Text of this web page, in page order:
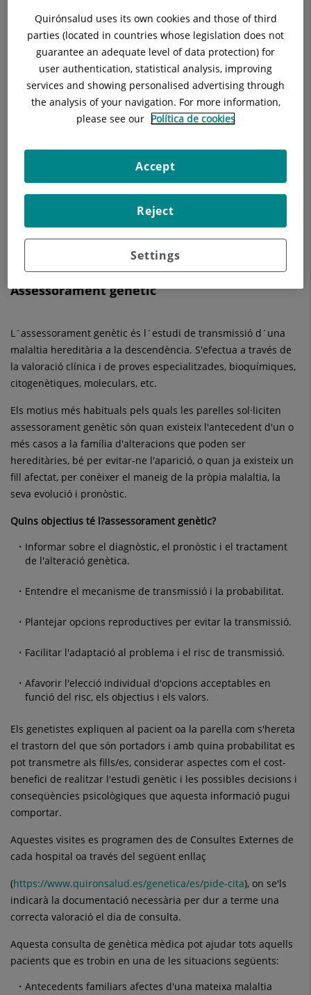
hereditàries i cromosòmiques, i càncer hereditari), el
Diagnòstic Genètic a totes les etapes de la vida.
La consecució per part de Health Diagnostics d'acords
estratègics amb els millors proveïdors de proves genètiques,
així com la producció en laboratoris propis, ens permet oferir
una Cartera de Proves molt actualitzada en innovadora.
Per això promovem la innovació i la investigació, buscant nous
avenços mèdics, personalitzant cada tractament i donant-li
Assessorament genètic
L´assessorament genètic és l´estudi de transmissió d´una
malaltia hereditària a la descendència. S'efectua a través de
la valoració clínica i de proves especialitzades, bioquímiques,
citogenètiques, moleculars, etc.
Els motius més habituals pels quals les parelles sol·liciten
assessorament genètic són quan existeix l'antecedent d'un o
més casos a la família d'alteracions que poden ser
hereditàries, bé per evitar-ne l'aparició, o quan ja existeix un
fill afectat, per conèixer el maneig de la pròpia malaltia, la
seva evolució i pronòstic.
Quins objectius té l?assessorament genètic?
Informar sobre el diagnòstic, el pronòstic i el tractament
de l'alteració genètica.
Entendre el mecanisme de transmissió i la probabilitat.
Plantejar opcions reproductives per evitar la transmissió.
Facilitar l'adaptació al problema i el risc de transmissió.
Afavorir l'elecció individual d'opcions acceptables en
funció del risc, els objectius i els valors.
Els genetistes expliquen al pacient oa la parella com s'hereta
el trastorn del que són portadors i amb quina probabilitat es
pot transmetre als fills/es, considerar aspectes com el cost-
benefici de realitzar l'estudi genètic i les possibles decisions i
conseqüències psicològiques que aquesta informació pugui
comportar.
Aquestes visites es programen des de Consultes Externes de
cada hospital oa través del següent enllaç
(https://www.quironsalud.es/genetica/es/pide-cita), on se'ls
indicarà la documentació necessària per dur a terme una
correcta valoració el dia de consulta.
Aquesta consulta de genètica mèdica pot ajudar tots aquells
pacients que es trobin en una de les situacions següents:
Antecedents familiars afectes d'una mateixa malaltia
Quirónsalud uses its own cookies and those of third
parties (located in countries whose legislation does not
guarantee an adequate level of data protection) for
user authentication, statistical analysis, improving
services and showing personalised advertising through
the analysis of your navigation. For more information,
please see our Política de cookies
Settings
Reject
Accept